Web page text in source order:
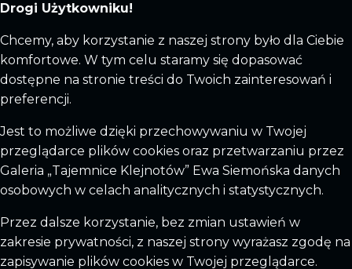
Drogi Użytkowniku!
Chcemy, aby korzystanie z naszej strony było dla Ciebie
komfortowe. W tym celu staramy się dopasować
dostępne na stronie treści do Twoich zainteresowań i
preferencji.
Jest to możliwe dzięki przechowywaniu w Twojej
przeglądarce plików cookies oraz przetwarzaniu przez
Galeria „Tajemnice Klejnotów” Ewa Siemońska danych
osobowych w celach analitycznych i statystycznych.
Przez dalsze korzystanie, bez zmian ustawień w
zakresie prywatności, z naszej strony wyrażasz zgodę na
zapisywanie plików cookies w Twojej przeglądarce.